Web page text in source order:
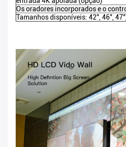
Os oradores incorporados e o
Tamanhos disponíveis: 42", 46",